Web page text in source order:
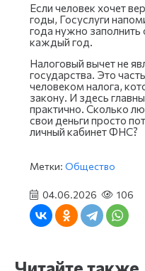
Если человек хочет
годы, Госуслуги
года нужно заполнить
каждый год.
Налоговый вычет не
государства. Это
человеком налога,
закону. И здесь
практично. Сколько
свои деньги просто
личный кабинет ФНС?
Метки: Общество
04.06.2026 106